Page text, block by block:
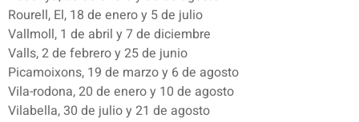
Rourell, El, 18 de enero y 5 de julio
Vallmoll, 1 de abril y 7 de diciembre
Valls, 2 de febrero y 25 de junio
Picamoixons, 19 de marzo y 6 de agosto
Vila-rodona, 20 de enero y 10 de agosto
Vilabella, 30 de julio y 21 de agosto